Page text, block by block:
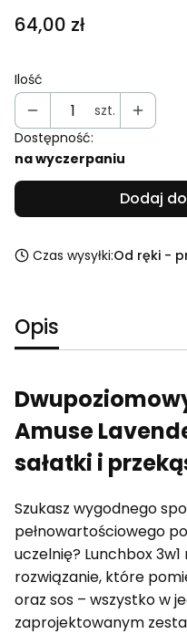
Cena
64,00 zł
Ilość
szt.
Dostępność:
na wyczerpaniu
Dodaj
Czas wysyłki:Od ręki -
Opis
Amuse
sałatki i
Szukasz wygodnego
pełnowartościowego
uczelnię? Lunchbox
rozwiązanie, które
oraz sos – wszystko w
zaprojektowanym